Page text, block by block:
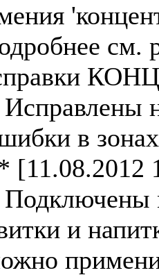
см.
в
[11.08.2012
и